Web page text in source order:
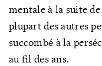
mentale à la suite
plupart des autres
succombé à la
au fil des ans.